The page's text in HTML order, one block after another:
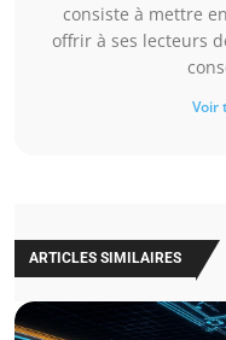
consiste à mettre
offrir à ses lecteurs
Voir
ARTICLES SIMILAIRES